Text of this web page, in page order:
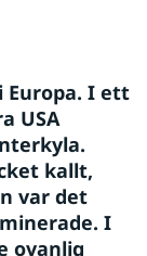
Europa. I ett
USA
kallt,
var det
I
ovanlig